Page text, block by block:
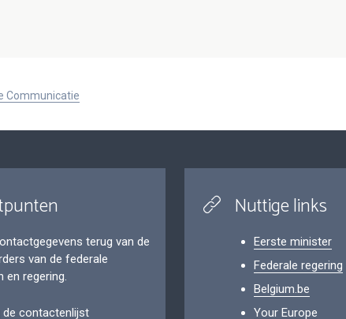
Communicatie
terug van de
van de federale
en regering.
de contactenlijst
Nuttige links
Eerste minister
Federale regering
Belgium.be
Your Europe